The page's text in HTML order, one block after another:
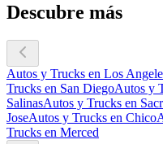
Descubre más
Autos y Trucks en Los
Trucks en San DiegoAutos y
SalinasAutos y Trucks en
JoseAutos y Trucks en Chico
Trucks en Merced